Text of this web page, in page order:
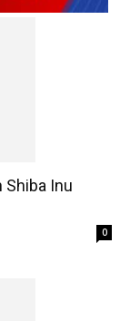
Shiba Inu
0